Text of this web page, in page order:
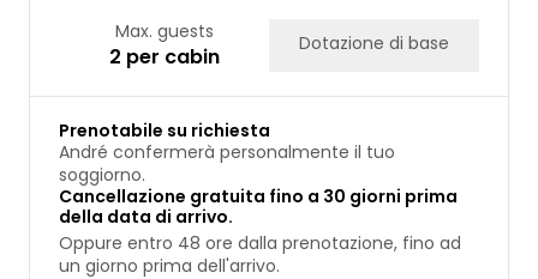
Max. guests
2 per cabin Dotazione di base
Prenotabile su richiesta
André confermerà personalmente il tuo
soggiorno.
Cancellazione gratuita fino a 30 giorni prima
della data di arrivo.
Oppure entro 48 ore dalla prenotazione, fino ad
un giorno prima dell'arrivo.